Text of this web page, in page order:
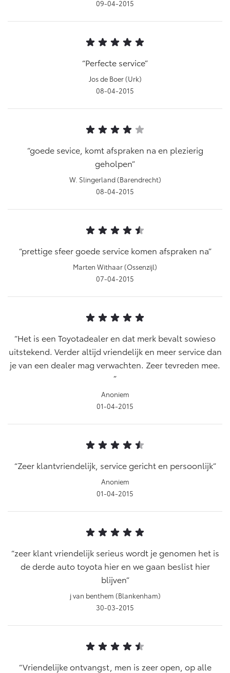
09-04-2015
Perfecte service
Jos de Boer (Urk)
08-04-2015
goede sevice, komt afspraken na en plezierig
geholpen
W. Slingerland (Barendrecht)
08-04-2015
prettige sfeer goede service komen afspraken na
Marten Withaar (Ossenzijl)
07-04-2015
Het is een Toyotadealer en dat merk bevalt sowieso
uitstekend. Verder altijd vriendelijk en meer service dan
je van een dealer mag verwachten. Zeer tevreden mee.
Anoniem
01-04-2015
Zeer klantvriendelijk, service gericht en persoonlijk
Anoniem
01-04-2015
zeer klant vriendelijk serieus wordt je genomen het is
de derde auto toyota hier en we gaan beslist hier
blijven
j van benthem (Blankenham)
30-03-2015
Vriendelijke ontvangst, men is zeer open, op alle